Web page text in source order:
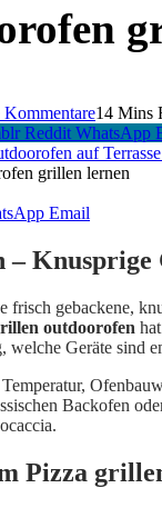
14 Mins
Reddit WhatsApp
grillen lernen
Email
frisch gebackene,
outdoorofen
Geräte sind
Backofen
Pizza